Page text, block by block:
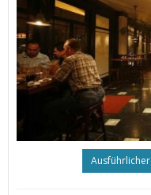
Ausführlicher